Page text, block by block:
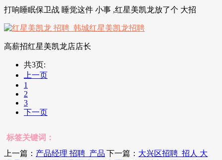
打响睡眠保卫战 睡觉这件 小事 ,红星美凯龙放了个 大招
高薪招红星美凯龙店店长
共3页:
上一页
1
2
3
下一页
标签关键词：
上一篇： 产品经理 招聘_产品 下一篇： 大兴区招聘_招人 大